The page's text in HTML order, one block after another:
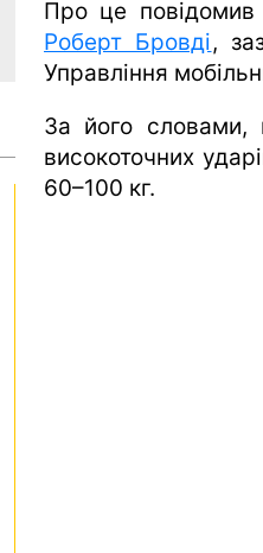
Про це повідомив
Роберт Бровді,
Управління
За його словами,
високоточних
60–100 кг.